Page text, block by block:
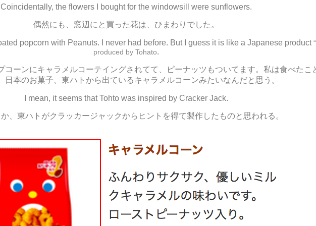
Coincidentally, the flowers I bought for the windowsill were sunflowers.
偶然にも、窓辺にと買った花は、ひまわりでした。
popcorn with Peanuts. I never had before. But I guess it is like a Japanese product
produced by Tohato.
コーンにキャラメルコーテイングされてて、ピーナッツもついてます。私は食べたこ
日本のお菓子、東ハトから出ているキャラメルコーンみたいなんだと思う。
I mean, it seems that Tohto was inspired by Cracker Jack.
、東ハトがクラッカージャックからヒントを得て製作したものと思われる。